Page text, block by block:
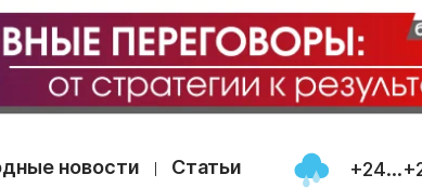
новости Статьи